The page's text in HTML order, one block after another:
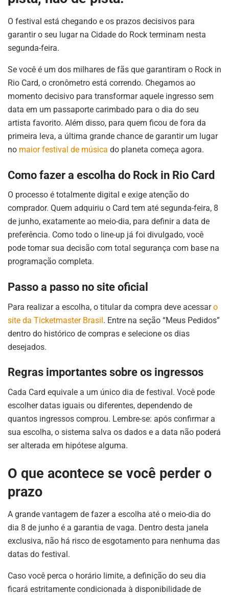
O festival está chegando e os prazos decisivos para
garantir o seu lugar na Cidade do Rock terminam nesta
segunda-feira.
Se você é um dos milhares de fãs que garantiram o Rock in
Rio Card, o cronômetro está correndo. Chegamos ao
momento decisivo para transformar aquele ingresso sem
data em um passaporte carimbado para o dia do seu
artista favorito. Além disso, para quem ficou de fora da
primeira leva, a última grande chance de garantir um lugar
no maior festival de música do planeta começa agora.
Como fazer a escolha do Rock in Rio Card
O processo é totalmente digital e exige atenção do
comprador. Quem adquiriu o Card tem até segunda-feira, 8
de junho, exatamente ao meio-dia, para definir a data de
preferência. Como todo o line-up já foi divulgado, você
pode tomar sua decisão com total segurança com base na
programação completa.
Passo a passo no site oficial
Para realizar a escolha, o titular da compra deve acessaro
site da Ticketmaster Brasil. Entre na seção “Meus Pedidos”
dentro do histórico de compras e selecione os dias
desejados.
Regras importantes sobre os ingressos
Cada Card equivale a um único dia de festival. Você pode
escolher datas iguais ou diferentes, dependendo de
quantos ingressos comprou. Lembre-se: após confirmar a
sua escolha, o sistema salva os dados e a data não poderá
ser alterada em hipótese alguma.
O que acontece se você perder o
prazo
A grande vantagem de fazer a escolha até o meio-dia do
dia 8 de junho é a garantia de vaga. Dentro desta janela
exclusiva, não há risco de esgotamento para nenhuma das
datas do festival.
Caso você perca o horário limite, a definição do seu dia
ficará estritamente condicionada à disponibilidade de